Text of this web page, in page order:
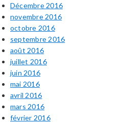
Décembre 2016
novembre 2016
octobre 2016
septembre 2016
août 2016
juillet 2016
juin 2016
mai 2016
avril 2016
mars 2016
février 2016